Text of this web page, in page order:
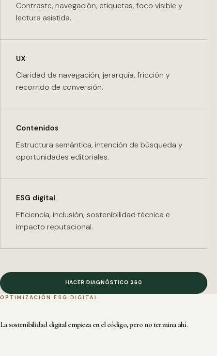
Contraste, navegación, etiquetas, foco visible y
lectura asistida.
UX
Claridad de navegación, jerarquía, fricción y
recorrido de conversión.
Contenidos
Estructura semántica, intención de búsqueda y
oportunidades editoriales.
ESG digital
Eficiencia, inclusión, sostenibilidad técnica e
impacto reputacional.
HACER DIAGNÓSTICO 360
OPTIMIZACIÓN ESG DIGITAL
La sostenibilidad digital empieza en el código, pero no termina ahí.